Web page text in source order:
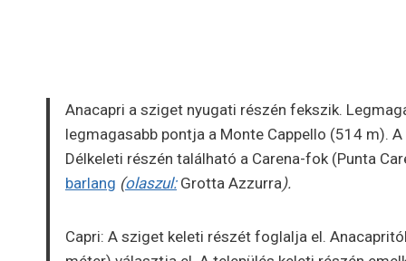
Anacapri a sziget nyugati részén fekszik.
legmagasabb pontja a Monte Cappello (514 m).
Délkeleti részén található a Carena-fok (Punta
barlang (olaszul: Grotta Azzurra).
Capri: A sziget keleti részét foglalja el.